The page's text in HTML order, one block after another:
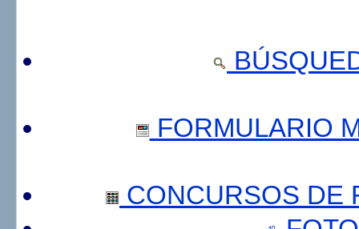
FORMULARIO
CONCURSOS DE